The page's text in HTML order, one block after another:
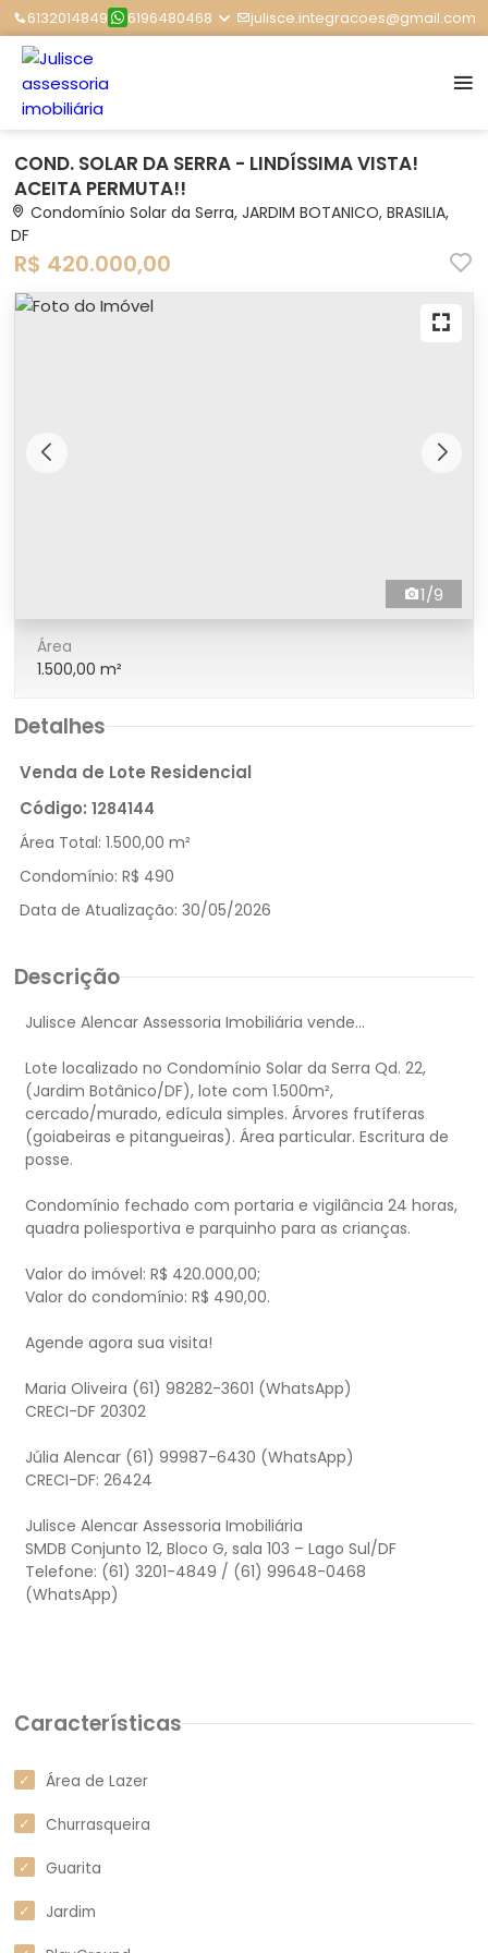
6132014849 6196480468 julisce.integracoes@gmail.com
COND. SOLAR DA SERRA - LINDÍSSIMA VISTA!
ACEITA PERMUTA!!
Condomínio Solar da Serra, JARDIM BOTANICO, BRASILIA,
DF
R$ 420.000,00
1/9
Área
1.500,00 m²
Detalhes
Venda de Lote Residencial
Código: 1284144
Área Total: 1.500,00 m²
Condomínio: R$ 490
Data de Atualização: 30/05/2026
Descrição
Julisce Alencar Assessoria Imobiliária vende...
Lote localizado no Condomínio Solar da Serra Qd. 22,
(Jardim Botânico/DF), lote com 1.500m²,
cercado/murado, edícula simples. Árvores frutíferas
(goiabeiras e pitangueiras). Área particular. Escritura de
posse.
Condomínio fechado com portaria e vigilância 24 horas,
quadra poliesportiva e parquinho para as crianças.
Valor do imóvel: R$ 420.000,00;
Valor do condomínio: R$ 490,00.
Agende agora sua visita!
Maria Oliveira (61) 98282-3601 (WhatsApp)
CRECI-DF 20302
Júlia Alencar (61) 99987-6430 (WhatsApp)
CRECI-DF: 26424
Julisce Alencar Assessoria Imobiliária
SMDB Conjunto 12, Bloco G, sala 103 – Lago Sul/DF
Telefone: (61) 3201-4849 / (61) 99648-0468
(WhatsApp)
Características
Área de Lazer
Churrasqueira
Guarita
Jardim